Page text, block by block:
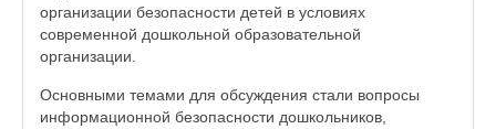
организации безопасности детей в условиях
современной дошкольной образовательной
организации.
Основными темами для обсуждения стали вопросы
информационной безопасности дошкольников,